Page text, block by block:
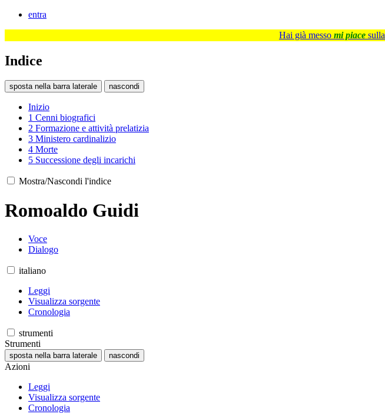
entra
Hai già messo mi piace sulla
Indice
sposta nella barra laterale nascondi
Inizio
1 Cenni biografici
2 Formazione e attività prelatizia
3 Ministero cardinalizio
4 Morte
5 Successione degli incarichi
Mostra/Nascondi l'indice
Romoaldo Guidi
Voce
Dialogo
italiano
Leggi
Visualizza sorgente
Cronologia
strumenti
Strumenti
sposta nella barra laterale nascondi
Azioni
Leggi
Visualizza sorgente
Cronologia